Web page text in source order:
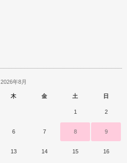
2026年8月
木 金 土 日
1 2
6 7 8 9
13 14 15 16